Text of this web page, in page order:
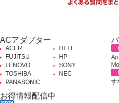
ACアダプター
ACER
DELL
FUJITSU
HP
LENOVO
SONY
TOSHIBA
NEC
PANASONIC
す
お得情報配信中